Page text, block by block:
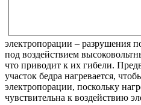
электропорации – разрушения
под воздействием
что приводит к их гибели.
участок бедра нагревается,
электропорации, поскольку
чувствительна к воздействию